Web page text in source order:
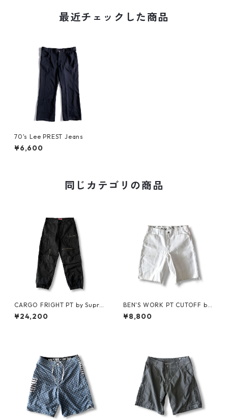
最近チェックした商品
70's Lee PREST Jeans
¥6,600
同じカテゴリの商品
CARGO FRIGHT PT by Supre
me
¥24,200
BEN'S WORK PT CUTOFF by
Ben Davis
¥8,800